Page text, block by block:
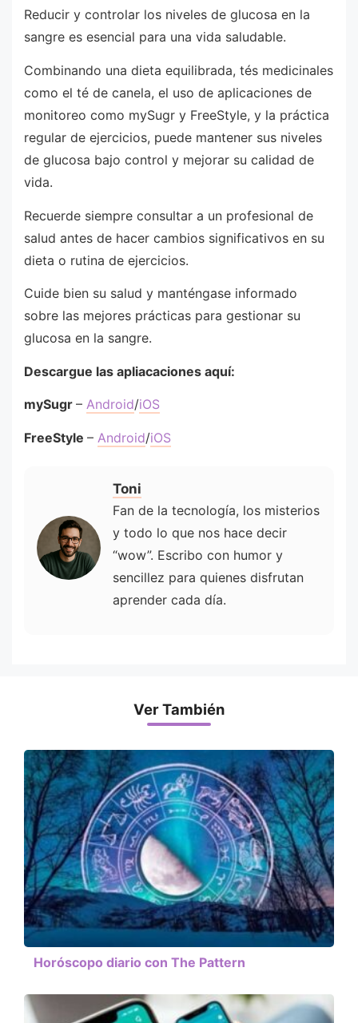
Reducir y controlar los niveles de glucosa en la
sangre es esencial para una vida saludable.
Combinando una dieta equilibrada, tés medicinales
como el té de canela, el uso de aplicaciones de
monitoreo como mySugr y FreeStyle, y la práctica
regular de ejercicios, puede mantener sus niveles
de glucosa bajo control y mejorar su calidad de
vida.
Recuerde siempre consultar a un profesional de
salud antes de hacer cambios significativos en su
dieta o rutina de ejercicios.
Cuide bien su salud y manténgase informado
sobre las mejores prácticas para gestionar su
glucosa en la sangre.
Descargue las apliacaciones aquí:
mySugr – Android/iOS
FreeStyle – Android/iOS
Toni
Fan de la tecnología, los misterios
y todo lo que nos hace decir
“wow”. Escribo con humor y
sencillez para quienes disfrutan
aprender cada día.
Ver También
Horóscopo diario con The Pattern